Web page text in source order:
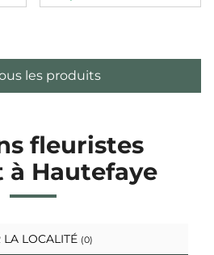
les produits
fleuristes
à Hautefaye
LA LOCALITÉ (0)